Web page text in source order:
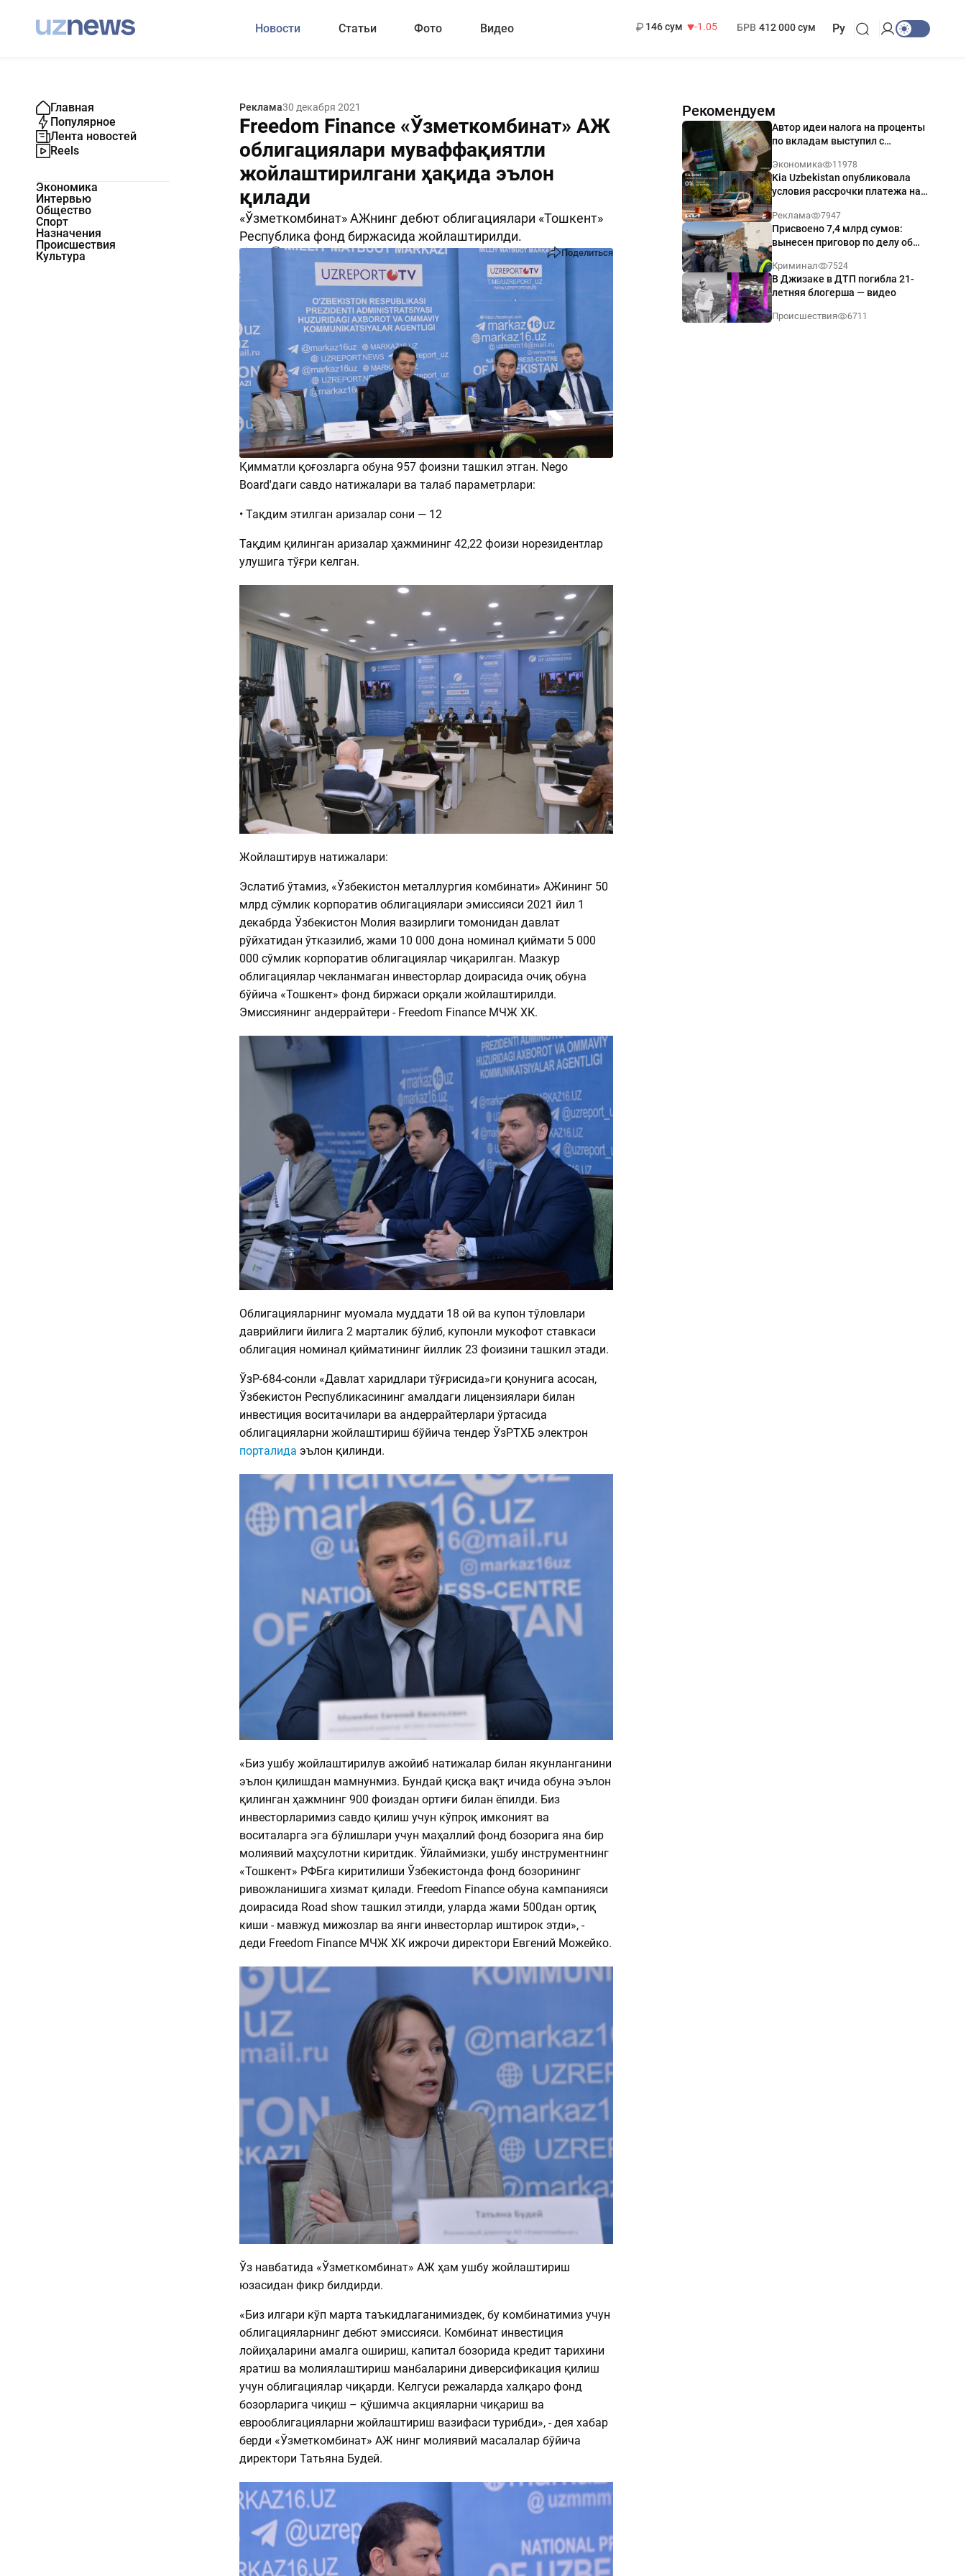
Новости Статьи Фото Видео
146 сум
-1.05
БРВ 412 000 сум Ру
Главная
Популярное
Лента новостей
Reels
Экономика
Интервью
Общество
Спорт
Назначения
Происшествия
Культура
Реклама30 декабря 2021
Freedom Finance «Ўзметкомбинат» AЖ
облигациялари муваффақиятли
жойлаштирилгани ҳақида эълон
қилади
«Ўзметкомбинат» AЖнинг дебют облигациялари «Тошкент»
Республика фонд биржасида жойлаштирилди.
0 Поделиться
Қимматли қоғозларга обуна 957 фоизни ташкил этган. Nego
Board'даги савдо натижалари ва талаб параметрлари:
• Тақдим этилган аризалар сони — 12
Тақдим қилинган аризалар ҳажмининг 42,22 фоизи норезидентлар
улушига тўғри келган.
Жойлаштирув натижалари:
Эслатиб ўтамиз, «Ўзбекистон металлургия комбинати» АЖининг 50
млрд сўмлик корпоратив облигациялари эмиссияси 2021 йил 1
декабрда Ўзбекистон Молия вазирлиги томонидан давлат
рўйхатидан ўтказилиб, жами 10 000 дона номинал қиймати 5 000
000 сўмлик корпоратив облигациялар чиқарилган. Мазкур
облигациялар чекланмаган инвесторлар доирасида очиқ обуна
бўйича «Тошкент» фонд биржаси орқали жойлаштирилди.
Эмиссиянинг андеррайтери - Freedom Finance МЧЖ ХК.
Облигацияларнинг муомала муддати 18 ой ва купон тўловлари
даврийлиги йилига 2 марталик бўлиб, купонли мукофот ставкаси
облигация номинал қийматининг йиллик 23 фоизини ташкил этади.
ЎзР-684-сонли «Давлат харидлари тўғрисида»ги қонунига асосан,
Ўзбекистон Республикасининг амалдаги лицензиялари билан
инвестиция воситачилари ва андеррайтерлари ўртасида
облигацияларни жойлаштириш бўйича тендер ЎзРТХБ электрон
порталида эълон қилинди.
«Биз ушбу жойлаштирилув ажойиб натижалар билан якунланганини
эълон қилишдан мамнунмиз. Бундай қисқа вақт ичида обуна эълон
қилинган ҳажмнинг 900 фоиздан ортиғи билан ёпилди. Биз
инвесторларимиз савдо қилиш учун кўпроқ имконият ва
воситаларга эга бўлишлари учун маҳаллий фонд бозорига яна бир
молиявий маҳсулотни киритдик. Ўйлаймизки, ушбу инструментнинг
«Тошкент» РФБга киритилиши Ўзбекистонда фонд бозорининг
ривожланишига хизмат қилади. Freedom Finance обуна кампанияси
доирасида Road show ташкил этилди, уларда жами 500дан ортиқ
киши - мавжуд мижозлар ва янги инвесторлар иштирок этди», -
деди Freedom Finance МЧЖ ХК ижрочи директори Евгений Можейко.
Ўз навбатида «Ўзметкомбинат» AЖ ҳам ушбу жойлаштириш
юзасидан фикр билдирди.
«Биз илгари кўп марта таъкидлаганимиздек, бу комбинатимиз учун
облигацияларнинг дебют эмиссияси. Комбинат инвестиция
лойиҳаларини амалга ошириш, капитал бозорида кредит тарихини
яратиш ва молиялаштириш манбаларини диверсификация қилиш
учун облигациялар чиқарди. Келгуси режаларда халқаро фонд
бозорларига чиқиш – қўшимча акцияларни чиқариш ва
еврооблигацияларни жойлаштириш вазифаси турибди», - дея хабар
берди «Ўзметкомбинат» AЖ нинг молиявий масалалар бўйича
директори Татьяна Будей.
Рекомендуем
Автор идеи налога на проценты
по вкладам выступил с
Экономика 11978
Kia Uzbekistan опубликовала
условия рассрочки платежа на
годовых
Реклама 7947
Присвоено 7,4 млрд сумов:
вынесен приговор по делу об
Ташкенте
Криминал 7524
В Джизаке в ДТП погибла 21-
летняя блогерша — видео
Происшествия 6711